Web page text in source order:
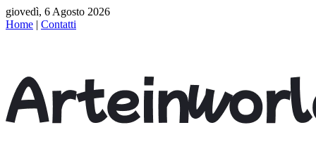
giovedì, 6 Agosto 2026
Home | Contatti